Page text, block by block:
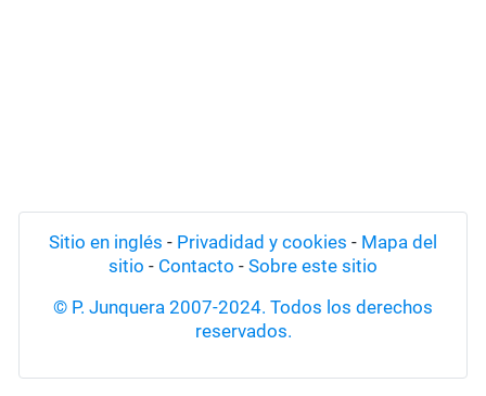
Sitio en inglés - Privadidad y cookies - Mapa del
sitio - Contacto - Sobre este sitio
© P. Junquera 2007-2024. Todos los derechos
reservados.